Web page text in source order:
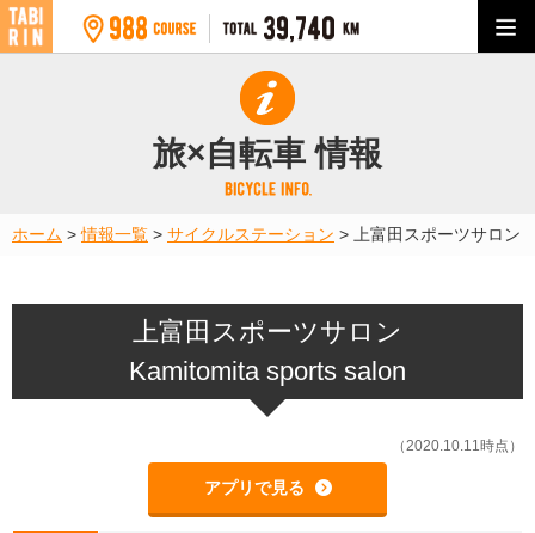
旅×自転車 情報
ホーム >情報一覧 > サイクルステーション > 上富田スポーツサロン
上富田スポーツサロン
Kamitomita sports salon
（2020.10.11時点）
アプリで見る